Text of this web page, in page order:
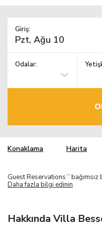
Giriş:
Odalar:
Konaklama Harita
Guest Reservations TM bağımsız
Daha fazla bilgi edinin
Hakkında Villa